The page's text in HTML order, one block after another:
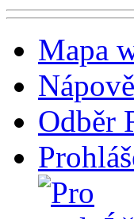
Mapa
Odběr